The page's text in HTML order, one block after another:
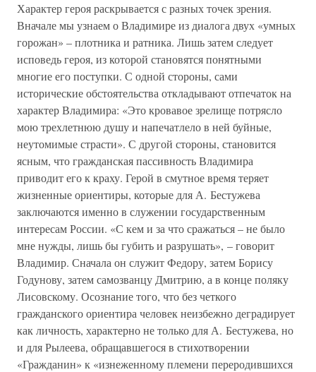
Характер героя раскрывается с разных точек зрения.
Вначале мы узнаем о Владимире из диалога двух «умных
горожан» – плотника и ратника. Лишь затем следует
исповедь героя, из которой становятся понятными
многие его поступки. С одной стороны, сами
исторические обстоятельства откладывают отпечаток на
характер Владимира: «Это кровавое зрелище потрясло
мою трехлетнюю душу и напечатлело в ней буйные,
неутомимые страсти». С другой стороны, становится
ясным, что гражданская пассивность Владимира
приводит его к краху. Герой в смутное время теряет
жизненные ориентиры, которые для А. Бестужева
заключаются именно в служении государственным
интересам России. «С кем и за что сражаться – не было
мне нужды, лишь бы губить и разрушать», – говорит
Владимир. Сначала он служит Федору, затем Борису
Годунову, затем самозванцу Дмитрию, а в конце поляку
Лисовскому. Осознание того, что без четкого
гражданского ориентира человек неизбежно деградирует
как личность, характерно не только для А. Бестужева, но
и для Рылеева, обращавшегося в стихотворении
«Гражданин» к «изнеженному племени переродившихся